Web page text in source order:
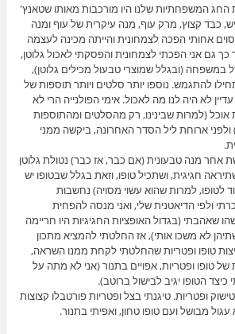
המשפחתיות שלנו היו מורכבות מאותו שטאנץ'
כבד קצוץ, מרק עוף, מנה עיקרית של עוף ומנה
אחותי הפכה לצמחונית והייתה מכינה לעצמה
גם אני הפכתי לצמחונית והפסקתי לאכול גלוטן,
במשפחה (ובגלל שמוצרי טבעול מכילים גלוטן),
להתגמש. נוספו יותר סלטים ויותר תוספות של
לא היה לנו מה לאכול. אימי הפולנייה הרי לא
אוכל (למרות שבינינו, רק מהסלטים ומהתוספות
ארוחת ליל הסדר האחרונה, ביקשה ממני
אחר מנה טבעונית (אם כבר, אז כבר) נטולת גלוטן
חגיגית, ושתכיל טופו, וזאת בגלל שבטופו יש
לטופו, למרות שהוא עשוי מסויה) נחשבות
ולפי הדיאטנית שלי, ואני מנסה להפחית
שאהבתי (בגדול האופציות החגיגיות היו חריימה
לא משכו אותי), אז החלטתי להמציא מתכון
טופו ופטריות שהחלטתי לקחת ממנו השראה,
טופו ופטריות, אפויים בתנור (אני לא מתה על
הטופו יגיב לבישול ברוטב).
ופטריות. טיגנתי בצל ופטריות פורטבלו קצוצות
מבושל ועם טופו טחון, ואפיתי בתנור.